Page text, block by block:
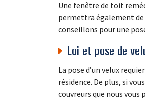
Une fenêtre de toit
permettra également de
conseillons pour une
Loi et pose de
La pose d’un velux
résidence. De plus, si
couvreurs que nous